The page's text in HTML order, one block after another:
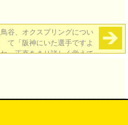
鳥谷、オクスプリングについ
て「阪神にいた選手ですよ
ね。正直あまり詳しく覚えて